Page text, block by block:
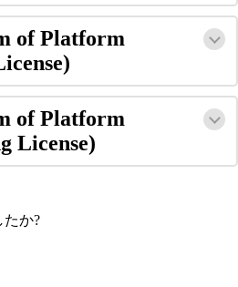
of Platform
of Platform
License)
たか?